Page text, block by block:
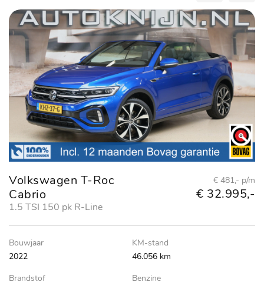
Volkswagen T-Roc
Cabrio
1.5 TSI 150 pk R-Line
€ 481,- p/m
€ 32.995,-
Bouwjaar
2022
KM-stand
46.056 km
Brandstof
Benzine